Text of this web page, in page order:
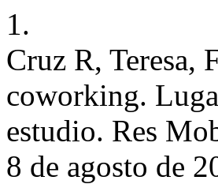
1.
Cruz R, Teresa,
coworking.
estudio. Res
8 de agosto de